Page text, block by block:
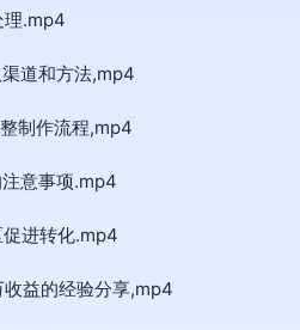
理.mp4
道和方法,mp4
制作流程,mp4
意事项.mp4
进转化.mp4
益的经验分享,mp4